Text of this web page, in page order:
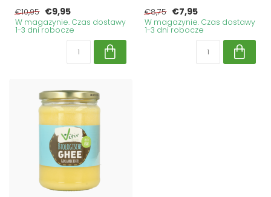
€10,95 €9,95
W magazynie. Czas dostawy
1-3 dni robocze
€8,75 €7,95
W magazynie. Czas dostawy
1-3 dni robocze